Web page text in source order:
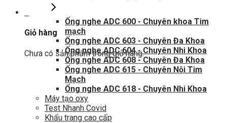
Giỏ hàng
Chưa có sản phẩm trong giỏ hàng.
Ống nghe ADC 600 - Chuyên khoa Tim
mạch
Ống nghe ADC 603 - Chuyên Đa Khoa
Ống nghe ADC 604 - Chuyên Nhi Khoa
Ống nghe ADC 608 - Chuyên Đa Khoa
Ống nghe ADC 615 - Chuyên Nội Tim
Mạch
Ống nghe ADC 618 - Chuyên Nhi Khoa
Máy tạo oxy
Test Nhanh Covid
Khẩu trang cao cấp